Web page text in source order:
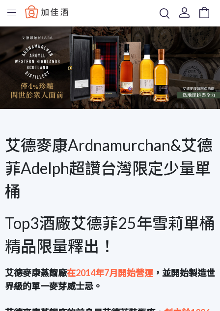
Baccus
艾德麥康Ardnamurchan&艾德
菲Adelph超讚台灣限定少量單
桶
Top3酒廠艾德菲25年雪莉單桶
精品限量釋出！
艾德麥康蒸餾廠在2014年7月開始營運 ，並開始製造世
界級的單一麥芽威士忌。